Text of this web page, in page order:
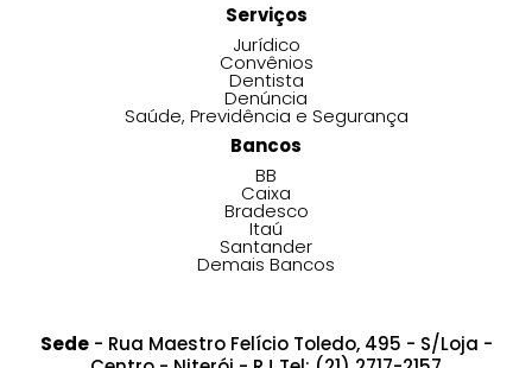
Serviços
Jurídico
Convênios
Dentista
Denúncia
Saúde, Previdência e Segurança
Bancos
BB
Caixa
Bradesco
Itaú
Santander
Demais Bancos
Sede- Rua Maestro Felício Toledo, 495 - S/Loja -